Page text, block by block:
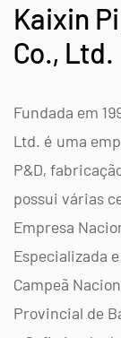
Kaixin
Co., Ltd.
Fundada em
Ltd. é uma
P&D,
possui várias
Empresa
Especializada
Campeã
Provincial de